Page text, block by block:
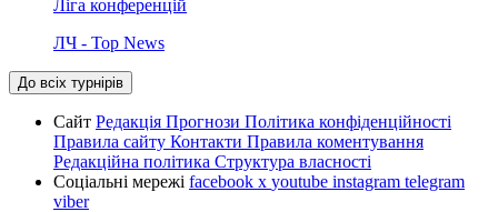
Ліга конференцій
ЛЧ - Top News
До всіх турнірів
Сайт Редакція Прогнози Політика конфіденційності
Правила сайту Контакти Правила коментування
Редакційна політика Структура власності
Соціальні мережі facebook x youtube instagram telegram
viber